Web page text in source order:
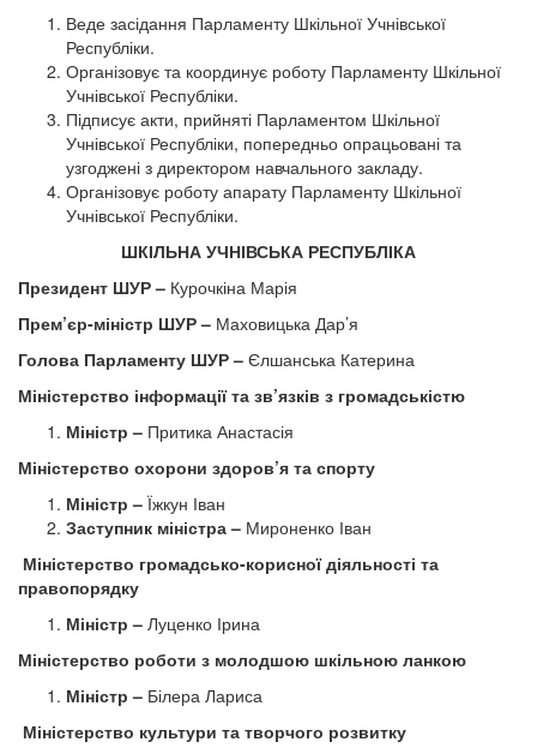
Веде засідання Парламенту Шкільної Учнівської
Республіки.
Організовує та координує роботу Парламенту Шкільної
Учнівської Республіки.
Підписує акти, прийняті Парламентом Шкільної
Учнівської Республіки, попередньо опрацьовані та
узгоджені з директором навчального закладу.
Організовує роботу апарату Парламенту Шкільної
Учнівської Республіки.
ШКІЛЬНА УЧНІВСЬКА РЕСПУБЛІКА
Президент ШУР – Курочкіна Марія
Прем’єр-міністр ШУР – Маховицька Дар’я
Голова Парламенту ШУР – Єлшанська Катерина
Міністерство інформації та зв’язків з громадськістю
Міністр – Притика Анастасія
Міністерство охорони здоров’я та спорту
Міністр – Їжкун Іван
Заступник міністра – Мироненко Іван
Міністерство громадсько-корисної діяльності та
правопорядку
Міністр – Луценко Ірина
Міністерство роботи з молодшою шкільною ланкою
Міністр – Білера Лариса
Міністерство культури та творчого розвитку